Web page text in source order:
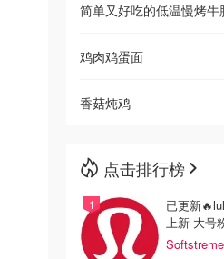
简单又好吃的低温慢烤牛
鸡肉鸡蛋面
香菇炖鸡
点击排行榜
已更新
上新 大号